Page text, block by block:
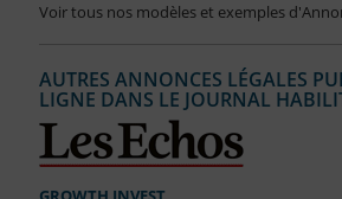
Voir tous nos modèles et exemples
AUTRES ANNONCES LÉGALES
LIGNE DANS LE JOURNAL